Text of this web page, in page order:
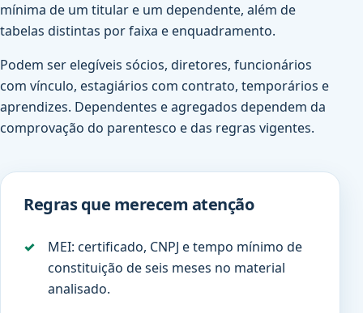
mínima de um titular e um dependente, além de
tabelas distintas por faixa e enquadramento.
Podem ser elegíveis sócios, diretores, funcionários
com vínculo, estagiários com contrato, temporários e
aprendizes. Dependentes e agregados dependem da
comprovação do parentesco e das regras vigentes.
Regras que merecem atenção
MEI: certificado, CNPJ e tempo mínimo de
constituição de seis meses no material
analisado.